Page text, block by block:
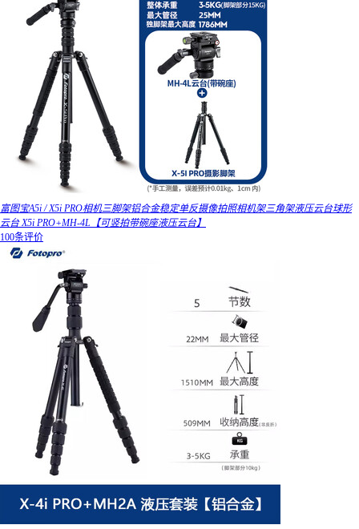
富图宝A5i / X5i PRO相机三脚架铝合金稳定单反摄像拍照相机架三角架液压云台球形
云台 X5i PRO+MH-4L【可竖拍带碗座液压云台】
100条评价